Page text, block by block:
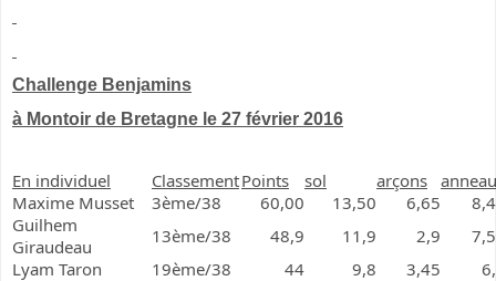
Challenge Benjamins
à Montoir de Bretagne le 27 février 2016
En individuel ClassementPoints sol arçons
Maxime Musset
3ème/38 60,00 13,50 6,65
Guilhem
Giraudeau
13ème/38 48,9 11,9 2,9
Lyam Taron
19ème/38 44 9,8 3,45